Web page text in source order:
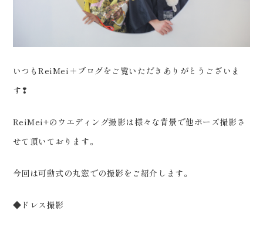
〒963-8041
福島県郡山市富田町権現林9−１
Tel.0120-05-7536
いつもReiMei＋ブログをご覧いただきありがとうございま
す❢
ReiMei+のウエディング撮影は様々な背景で他ポーズ撮影さ
せて頂いております。
今回は可動式の丸窓での撮影をご紹介します。
◆ドレス撮影